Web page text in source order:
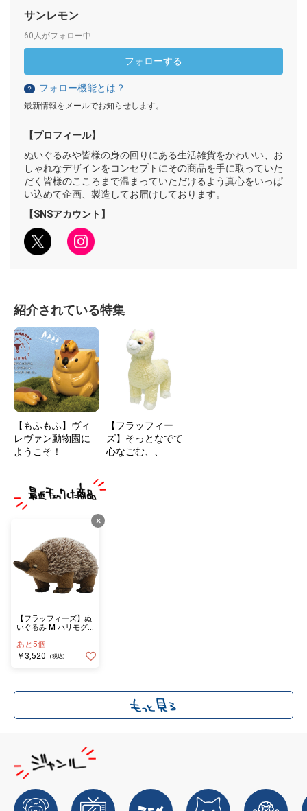
サンレモン
60人がフォロー中
フォローする
？ フォロー機能とは？
最新情報をメールでお知らせします。
【プロフィール】
ぬいぐるみや皆様の身の回りにある生活雑貨をかわいい、お
しゃれなデザインをコンセプトにその商品を手に取っていた
だく皆様のこころまで温まっていただけるよう真心をいっぱ
い込めて企画、製造してお届けしております。
【SNSアカウント】
紹介されている特集
【もふもふ】ヴィ
レヴァン動物園に
ようこそ！
【フラッフィー
ズ】そっとなでて
心なごむ、、
×
【フラッフィーズ】ぬ
いぐるみ M ハリモグ
あと5個
￥3,520
(税込)